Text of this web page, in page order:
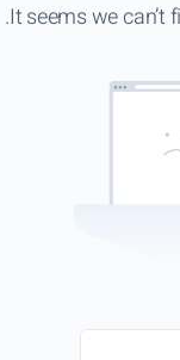
It seems we can’t